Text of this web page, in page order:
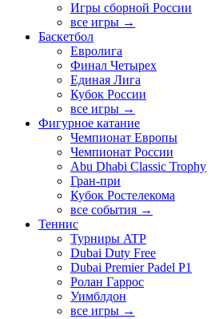
Игры сборной России
все игры →
Баскетбол
Евролига
Финал Четырех
Единая Лига
Кубок России
все игры →
Фигурное катание
Чемпионат Европы
Чемпионат России
Abu Dhabi Classic Trophy
Гран-при
Кубок Ростелекома
все события →
Теннис
Турниры ATP
Dubai Duty Free
Dubai Premier Padel P1
Ролан Гаррос
Уимблдон
все игры →